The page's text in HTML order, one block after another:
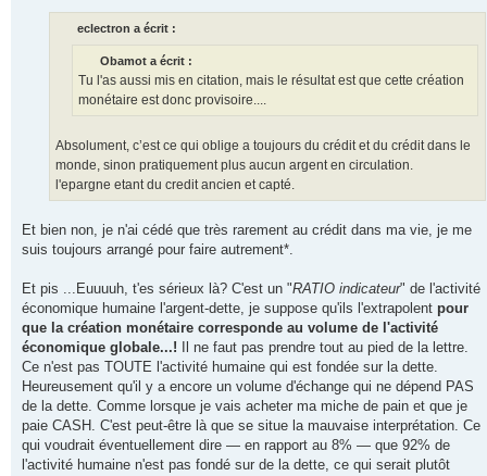
eclectron a écrit :
Obamot a écrit :
Tu l'as aussi mis en citation, mais le résultat est que cette création
monétaire est donc provisoire....
Absolument, c’est ce qui oblige a toujours du crédit et du crédit dans le
monde, sinon pratiquement plus aucun argent en circulation.
l'epargne etant du credit ancien et capté.
Et bien non, je n'ai cédé que très rarement au crédit dans ma vie, je me
suis toujours arrangé pour faire autrement*.
Et pis ...Euuuuh, t'es sérieux là? C'est un "RATIO indicateur" de l'activité
économique humaine l'argent-dette, je suppose qu'ils l'extrapolent pour
que la création monétaire corresponde au volume de l'activité
économique globale...! Il ne faut pas prendre tout au pied de la lettre.
Ce n'est pas TOUTE l'activité humaine qui est fondée sur la dette.
Heureusement qu'il y a encore un volume d'échange qui ne dépend PAS
de la dette. Comme lorsque je vais acheter ma miche de pain et que je
paie CASH. C'est peut-être là que se situe la mauvaise interprétation. Ce
qui voudrait éventuellement dire — en rapport au 8% — que 92% de
l'activité humaine n'est pas fondé sur de la dette, ce qui serait plutôt